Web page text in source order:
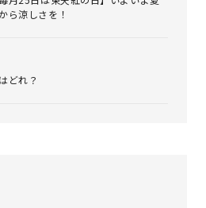
ら涼しさを！
どれ？